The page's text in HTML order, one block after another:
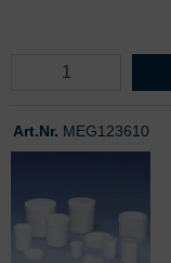
Art.Nr. MEG123610